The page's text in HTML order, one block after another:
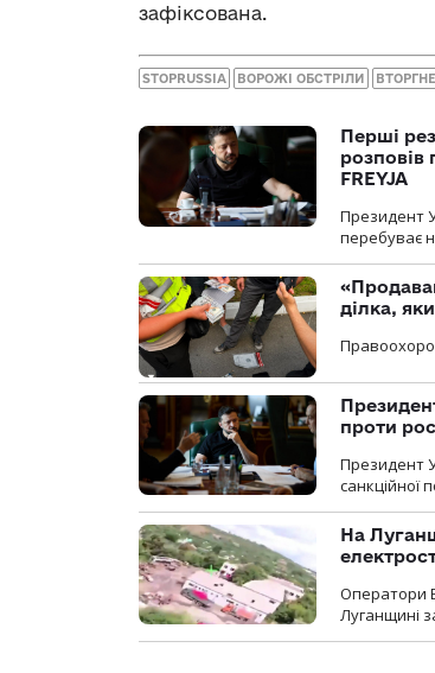
зафіксована.
STOPRUSSIA ВОРОЖІ ОБСТРІЛИ
Перші
розповів
FREYJA
Президент
перебуває
ділка,
проти
Президент
санкційної
На
Оператори
Луганщині